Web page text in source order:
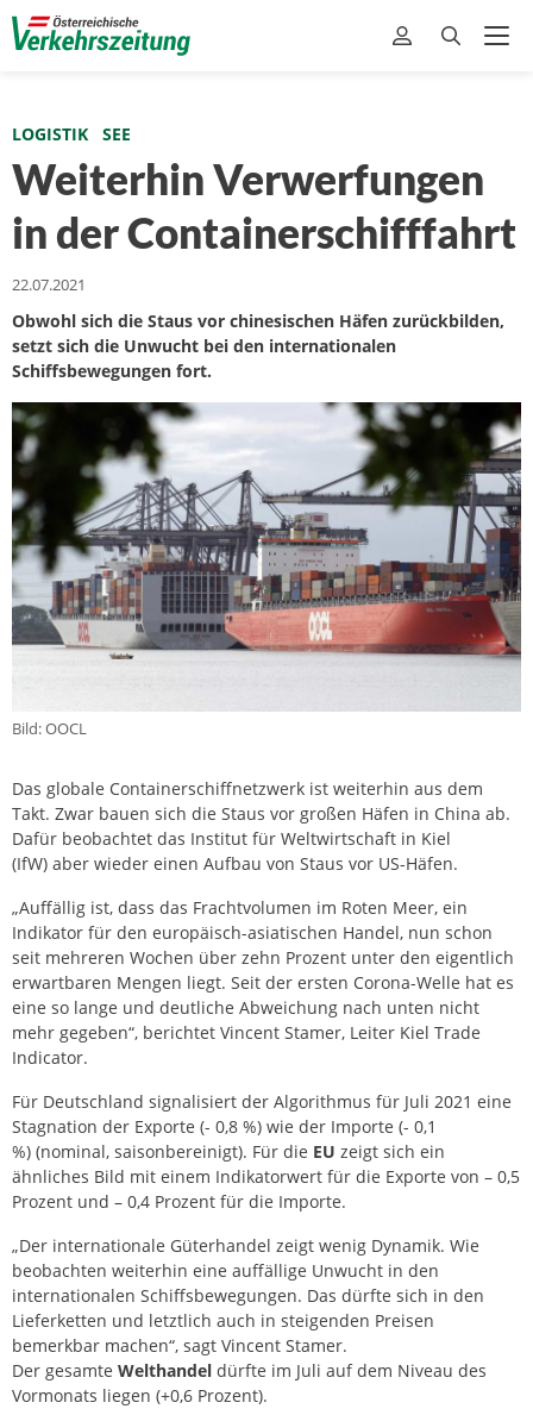
LOGISTIK SEE
Weiterhin Verwerfungen
in der Containerschifffahrt
22.07.2021
Obwohl sich die Staus vor chinesischen Häfen zurückbilden,
setzt sich die Unwucht bei den internationalen
Schiffsbewegungen fort.
Bild: OOCL
Das globale Containerschiffnetzwerk ist weiterhin aus dem
Takt. Zwar bauen sich die Staus vor großen Häfen in China ab.
Dafür beobachtet das Institut für Weltwirtschaft in Kiel
(IfW) aber wieder einen Aufbau von Staus vor US-Häfen.
„Auffällig ist, dass das Frachtvolumen im Roten Meer, ein
Indikator für den europäisch-asiatischen Handel, nun schon
seit mehreren Wochen über zehn Prozent unter den eigentlich
erwartbaren Mengen liegt. Seit der ersten Corona-Welle hat es
eine so lange und deutliche Abweichung nach unten nicht
mehr gegeben“, berichtet Vincent Stamer, Leiter Kiel Trade
Indicator.
Für Deutschland signalisiert der Algorithmus für Juli 2021 eine
Stagnation der Exporte (- 0,8 %) wie der Importe (- 0,1
%) (nominal, saisonbereinigt). Für die EU zeigt sich ein
ähnliches Bild mit einem Indikatorwert für die Exporte von – 0,5
Prozent und – 0,4 Prozent für die Importe.
„Der internationale Güterhandel zeigt wenig Dynamik. Wie
beobachten weiterhin eine auffällige Unwucht in den
internationalen Schiffsbewegungen. Das dürfte sich in den
Lieferketten und letztlich auch in steigenden Preisen
bemerkbar machen“, sagt Vincent Stamer.
Der gesamte Welthandel dürfte im Juli auf dem Niveau des
Vormonats liegen (+0,6 Prozent).